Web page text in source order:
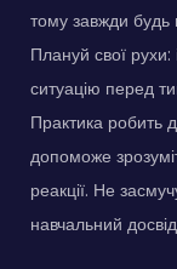
тому завжди будь
Плануй свої
ситуацію перед
Практика робить
допоможе
реакції. Не
навчальний